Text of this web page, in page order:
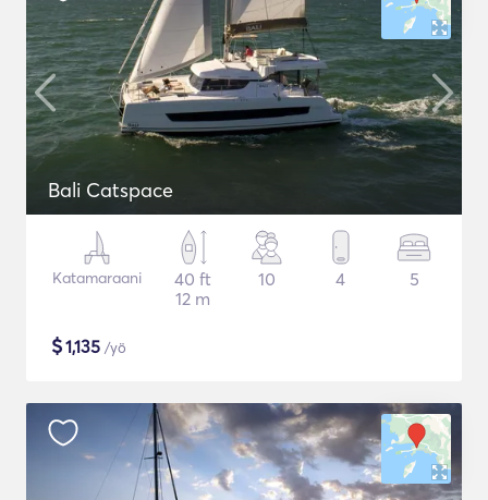
Bali Catspace
Katamaraani
40 ft
12 m
10 4 5
$1,135 /yö